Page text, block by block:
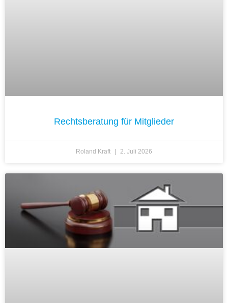
Rechtsberatung für Mitglieder
Roland Kraft 2. Juli 2026